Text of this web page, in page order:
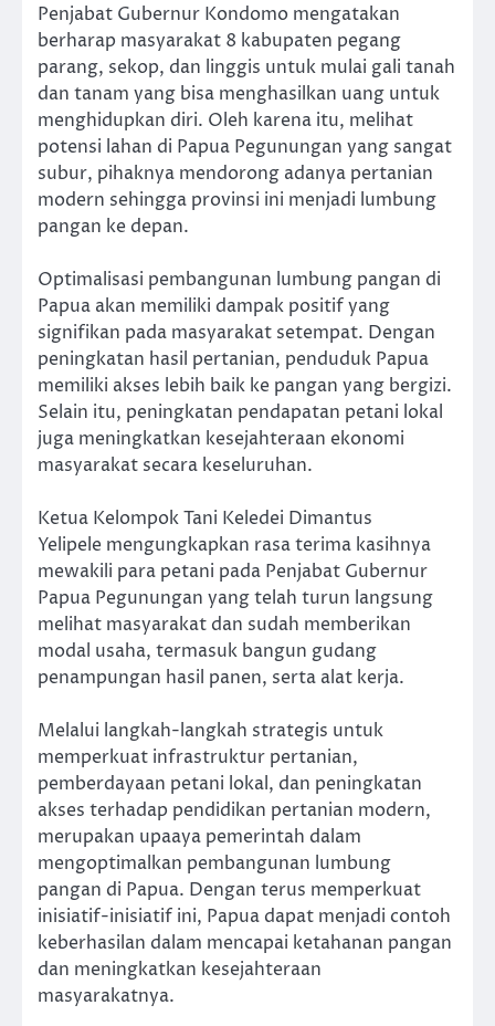
Penjabat Gubernur Kondomo mengatakan
berharap masyarakat 8 kabupaten pegang
parang, sekop, dan linggis untuk mulai gali tanah
dan tanam yang bisa menghasilkan uang untuk
menghidupkan diri. Oleh karena itu, melihat
potensi lahan di Papua Pegunungan yang sangat
subur, pihaknya mendorong adanya pertanian
modern sehingga provinsi ini menjadi lumbung
pangan ke depan.
Optimalisasi pembangunan lumbung pangan di
Papua akan memiliki dampak positif yang
signifikan pada masyarakat setempat. Dengan
peningkatan hasil pertanian, penduduk Papua
memiliki akses lebih baik ke pangan yang bergizi.
Selain itu, peningkatan pendapatan petani lokal
juga meningkatkan kesejahteraan ekonomi
masyarakat secara keseluruhan.
Ketua Kelompok Tani Keledei Dimantus
Yelipele mengungkapkan rasa terima kasihnya
mewakili para petani pada Penjabat Gubernur
Papua Pegunungan yang telah turun langsung
melihat masyarakat dan sudah memberikan
modal usaha, termasuk bangun gudang
penampungan hasil panen, serta alat kerja.
Melalui langkah-langkah strategis untuk
memperkuat infrastruktur pertanian,
pemberdayaan petani lokal, dan peningkatan
akses terhadap pendidikan pertanian modern,
merupakan upaaya pemerintah dalam
mengoptimalkan pembangunan lumbung
pangan di Papua. Dengan terus memperkuat
inisiatif-inisiatif ini, Papua dapat menjadi contoh
keberhasilan dalam mencapai ketahanan pangan
dan meningkatkan kesejahteraan
masyarakatnya.